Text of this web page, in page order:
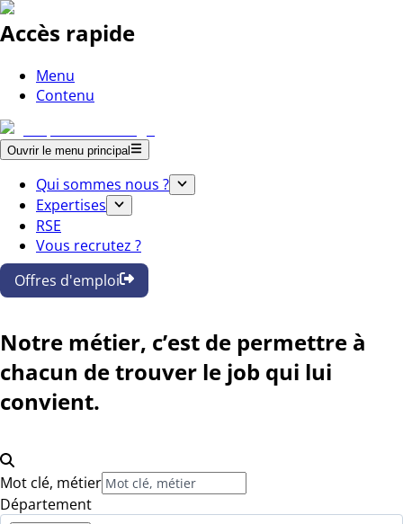
Accès rapide
Menu
Contenu
Ouvrir le menu principal
Qui sommes nous ?
Expertises
RSE
Vous recrutez ?
Offres d'emploi
Notre métier, c’est de permettre à
chacun de trouver le job qui lui
convient.
Mot clé, métier
Département